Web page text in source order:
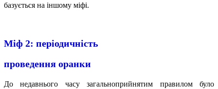
базується на іншому міфі.
Міф 2: періодичність
проведення оранки
До недавнього часу загальноприйнятим правилом було